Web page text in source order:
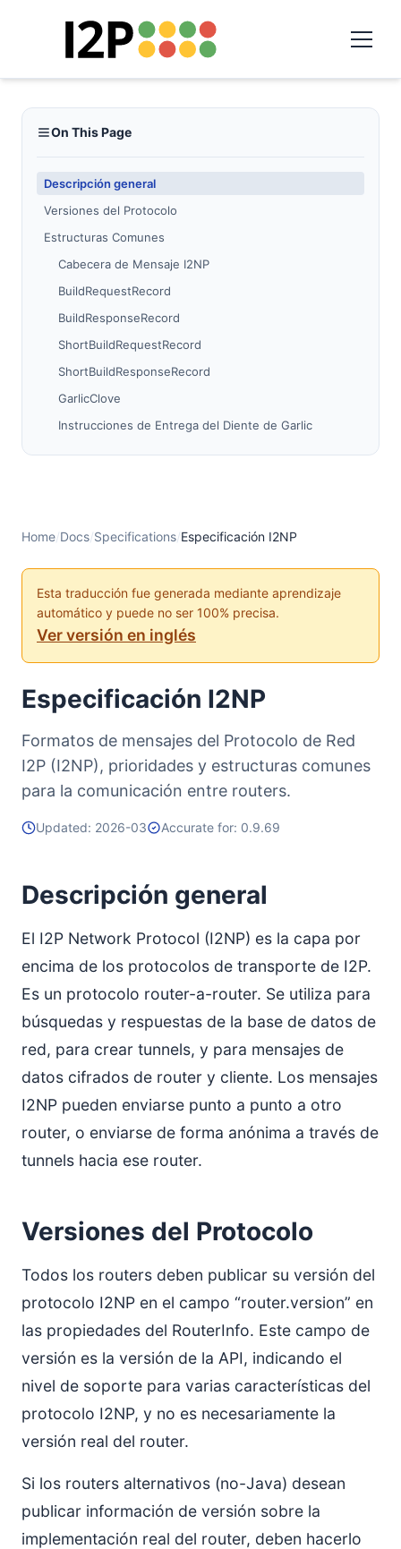
On This Page
Descripción general
Versiones del Protocolo
Estructuras Comunes
Cabecera de Mensaje I2NP
BuildRequestRecord
BuildResponseRecord
ShortBuildRequestRecord
ShortBuildResponseRecord
GarlicClove
Instrucciones de Entrega del Diente de Garlic
DeliveryStatus
TunnelData
TunnelGateway
Datos
TunnelBuild
TunnelBuildReply
VariableTunnelBuildReply
ShortTunnelBuild
OutboundTunnelBuildReply
Referencias
Home/Docs/Specifications/Especificación I2NP
Esta traducción fue generada mediante aprendizaje
automático y puede no ser 100% precisa.
Ver versión en inglés
Especificación I2NP
Formatos de mensajes del Protocolo de Red
I2P (I2NP), prioridades y estructuras comunes
para la comunicación entre routers.
Updated: 2026-03 Accurate for: 0.9.69
Descripción general
El I2P Network Protocol (I2NP) es la capa por
encima de los protocolos de transporte de I2P.
Es un protocolo router-a-router. Se utiliza para
búsquedas y respuestas de la base de datos de
red, para crear tunnels, y para mensajes de
datos cifrados de router y cliente. Los mensajes
I2NP pueden enviarse punto a punto a otro
router, o enviarse de forma anónima a través de
tunnels hacia ese router.
Versiones del Protocolo
Todos los routers deben publicar su versión del
protocolo I2NP en el campo “router.version” en
las propiedades del RouterInfo. Este campo de
versión es la versión de la API, indicando el
nivel de soporte para varias características del
protocolo I2NP, y no es necesariamente la
versión real del router.
Si los routers alternativos (no-Java) desean
publicar información de versión sobre la
implementación real del router, deben hacerlo